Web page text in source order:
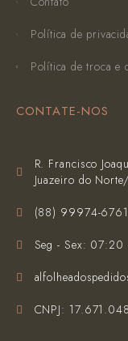
Política de
Política de troca e
CONTATE-NOS
R. Francisco
Juazeiro do
(‪88) 99974-6761‬
Seg - Sex: 07:20
CNPJ: